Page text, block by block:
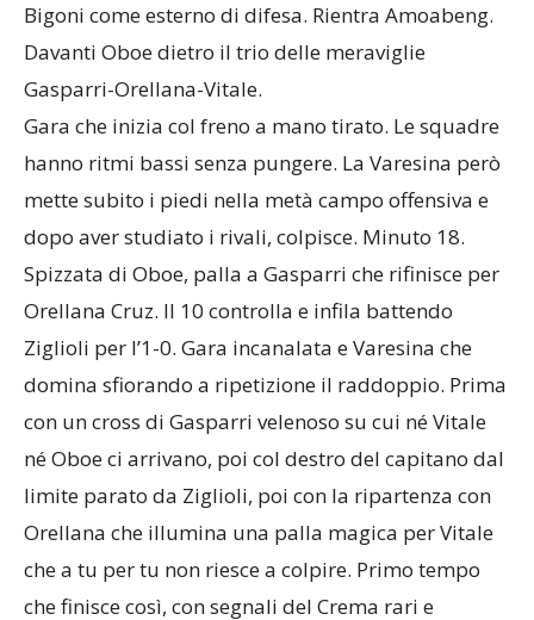
Bigoni come esterno di difesa. Rientra Amoabeng.
Davanti Oboe dietro il trio delle meraviglie
Gasparri-Orellana-Vitale.
Gara che inizia col freno a mano tirato. Le squadre
hanno ritmi bassi senza pungere. La Varesina però
mette subito i piedi nella metà campo offensiva e
dopo aver studiato i rivali, colpisce. Minuto 18.
Spizzata di Oboe, palla a Gasparri che rifinisce per
Orellana Cruz. Il 10 controlla e infila battendo
Ziglioli per l’1-0. Gara incanalata e Varesina che
domina sfiorando a ripetizione il raddoppio. Prima
con un cross di Gasparri velenoso su cui né Vitale
né Oboe ci arrivano, poi col destro del capitano dal
limite parato da Ziglioli, poi con la ripartenza con
Orellana che illumina una palla magica per Vitale
che a tu per tu non riesce a colpire. Primo tempo
che finisce così, con segnali del Crema rari e